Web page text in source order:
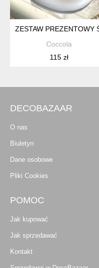
ZESTAW PREZENTOWY
Coccola
115 zł
DECOBAZAAR
O nas
Biuletyn
Dane osobowe
Pliki Cookies
POMOC
Jak kupować
Jak sprzedawać
Kontakt